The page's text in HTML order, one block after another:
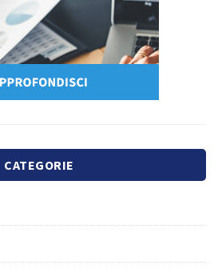
CATEGORIE